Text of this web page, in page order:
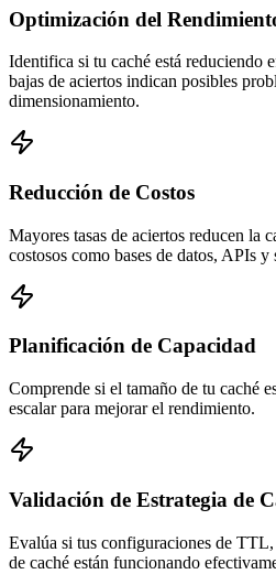
Optimización del
Identifica si tu caché está reduciendo
bajas de aciertos indican posibles
dimensionamiento.
Reducción de Costos
Mayores tasas de aciertos reducen la
costosos como bases de datos, APIs
Planificación de Capacidad
Comprende si el tamaño de tu caché
escalar para mejorar el rendimiento.
Validación de Estrategia de
Evalúa si tus configuraciones de
de caché están funcionando